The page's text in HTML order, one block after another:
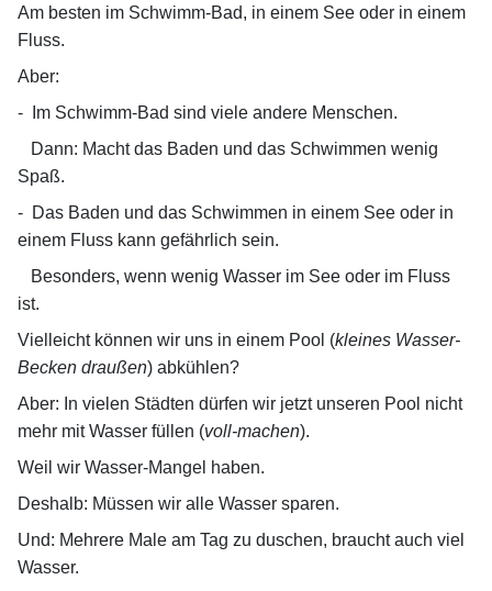
Am besten im Schwimm-Bad, in einem See oder in einem
Fluss.
Aber:
-
Im Schwimm-Bad sind viele andere Menschen.
Dann: Macht das Baden und das Schwimmen wenig
Spaß.
- Das Baden und das Schwimmen in einem See oder in
einem Fluss kann gefährlich sein.
Besonders, wenn wenig Wasser im See oder im Fluss
ist.
Vielleicht können wir uns in einem Pool (kleines Wasser-
Becken draußen) abkühlen?
Aber: In vielen Städten dürfen wir jetzt unseren Pool nicht
mehr mit Wasser füllen (voll-machen).
Weil wir Wasser-Mangel haben.
Deshalb: Müssen wir alle Wasser sparen.
Und: Mehrere Male am Tag zu duschen, braucht auch viel
Wasser.